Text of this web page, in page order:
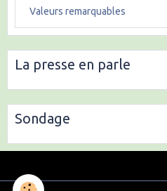
Valeurs remarquables
La presse en parle
Sondage